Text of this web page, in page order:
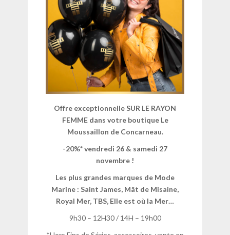
Offre exceptionnelle SUR LE RAYON
FEMME dans votre boutique Le
Moussaillon de Concarneau.
-20%*vendredi 26 & samedi 27
novembre !
Les plus grandes marques de Mode
Marine : Saint James, Mât de Misaine,
Royal Mer, TBS, Elle est où la Mer…
9h30 – 12H30 / 14H – 19h00